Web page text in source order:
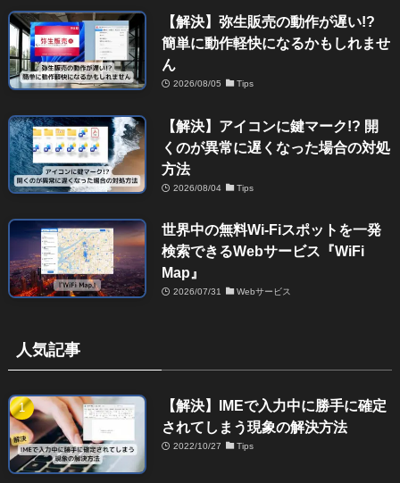
【解決】弥生販売の動作が遅い!?
簡単に動作軽快になるかもしれませ
ん
2026/08/05 Tips
【解決】アイコンに鍵マーク!? 開
くのが異常に遅くなった場合の対処
方法
2026/08/04 Tips
世界中の無料Wi-Fiスポットを一発
検索できるWebサービス『WiFi
Map』
2026/07/31 Webサービス
人気記事
【解決】IMEで入力中に勝手に確定
されてしまう現象の解決方法
2022/10/27 Tips